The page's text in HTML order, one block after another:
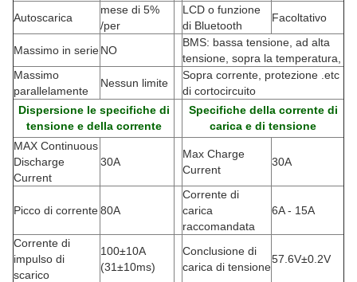
Autoscarica
mese di 5%
/per
LCD o funzione
di Bluetooth
Facoltativo
Massimo in serieNO
BMS: bassa tensione, ad alta
tensione, sopra la temperatura,
Massimo
parallelamente
Nessun limite
Sopra corrente, protezione .etc
di cortocircuito
Dispersione le specifiche di
tensione e della corrente
Specifiche della corrente di
carica e di tensione
MAX Continuous
Discharge
Current
30A
Max Charge
Current
30A
Picco di corrente80A
Corrente di
carica
raccomandata
6A - 15A
Corrente di
impulso di
scarico
100±10A
(31±10ms)
Conclusione di
carica di tensione
57.6V±0.2V